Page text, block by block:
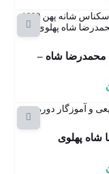
شاه –
شاه پهلوی